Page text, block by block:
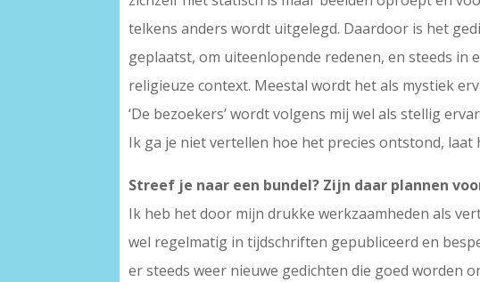
telkens anders wordt uitgelegd. Daardoor is het
geplaatst, om uiteenlopende redenen, en steeds in
religieuze context. Meestal wordt het als mystiek
‘De bezoekers’ wordt volgens mij wel als stellig
Ik ga je niet vertellen hoe het precies ontstond, laat
Streef je naar een bundel? Zijn daar plannen
Ik heb het door mijn drukke werkzaamheden als
wel regelmatig in tijdschriften gepubliceerd en
er steeds weer nieuwe gedichten die goed worden